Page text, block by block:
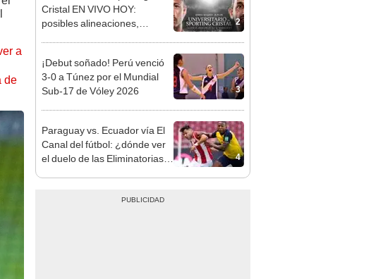
a
de
2
Cristal EN VIVO HOY:
posibles alineaciones,
Torneo Clausura 2026
3
¡Debut soñado! Perú venció
3-0 a Túnez por el Mundial
Sub-17 de Vóley 2026
4
Paraguay vs. Ecuador vía El
Canal del fútbol: ¿dónde ver
el duelo de las Eliminatorias